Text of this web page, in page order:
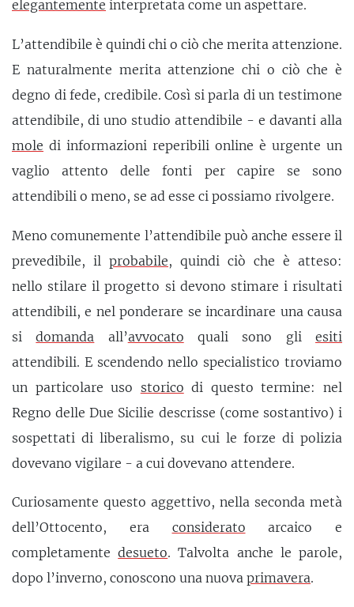
elegantemente interpretata come un aspettare.
L’attendibile è quindi chi o ciò che merita attenzione.
E naturalmente merita attenzione chi o ciò che è
degno di fede, credibile. Così si parla di un testimone
attendibile, di uno studio attendibile - e davanti alla
mole di informazioni reperibili online è urgente un
vaglio attento delle fonti per capire se sono
attendibili o meno, se ad esse ci possiamo rivolgere.
Meno comunemente l’attendibile può anche essere il
prevedibile, il probabile, quindi ciò che è atteso:
nello stilare il progetto si devono stimare i risultati
attendibili, e nel ponderare se incardinare una causa
sidomanda all’avvocato quali sono gliesiti
attendibili. E scendendo nello specialistico troviamo
un particolare uso storico di questo termine: nel
Regno delle Due Sicilie descrisse (come sostantivo) i
sospettati di liberalismo, su cui le forze di polizia
dovevano vigilare - a cui dovevano attendere.
Curiosamente questo aggettivo, nella seconda metà
dell’Ottocento, era considerato arcaico e
completamentedesueto. Talvolta anche le parole,
dopo l’inverno, conoscono una nuova primavera.